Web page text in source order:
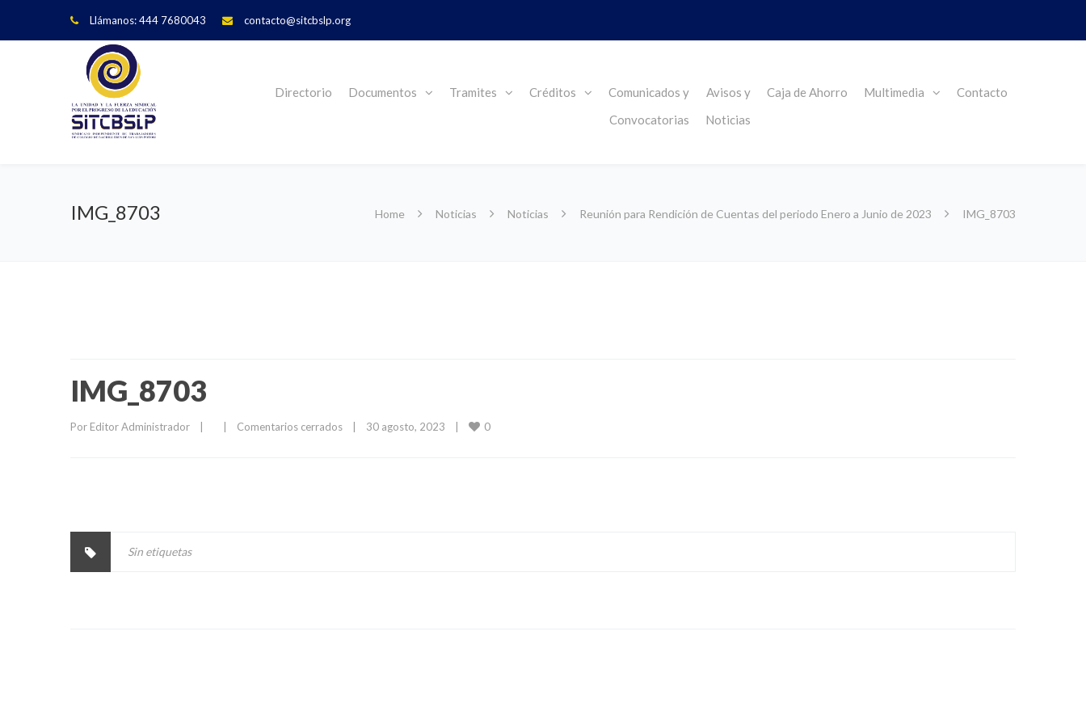
Llámanos: 444 7680043 contacto@sitcbslp.org
Directorio Documentos Tramites Créditos
Comunicados y
Convocatorias
Avisos y
Noticias
Caja de Ahorro Multimedia Contacto
IMG_8703 Home Noticias Noticias Reunión para Rendición de Cuentas del periodo Enero a Junio de 2023 IMG_8703
IMG_8703
Por Editor Administrador Comentarios cerrados 30 agosto, 2023 0
Sin etiquetas